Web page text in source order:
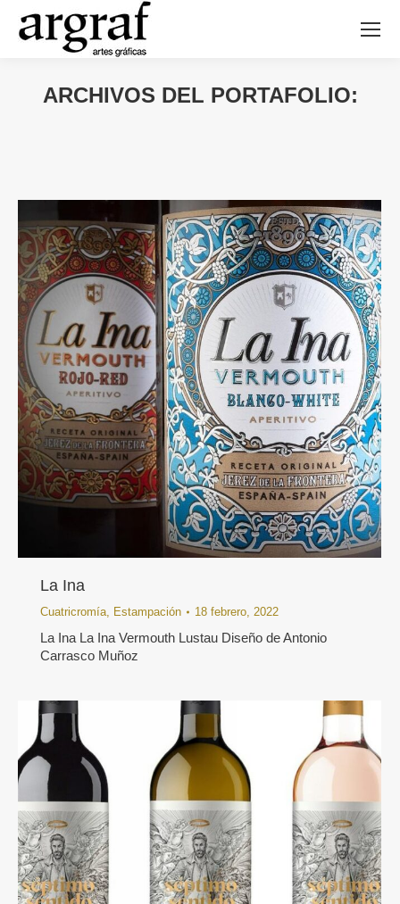
ARCHIVOS DEL PORTAFOLIO:
La Ina
Cuatricromía, Estampación 18 febrero, 2022
La Ina La Ina Vermouth Lustau Diseño de Antonio
Carrasco Muñoz